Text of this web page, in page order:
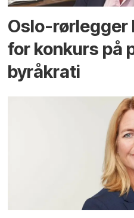
Oslo-rørlegger
for konkurs på
byråkrati